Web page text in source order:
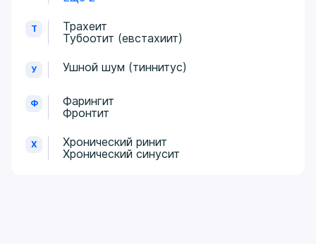
Т
Трахеит
Тубоотит (евстахиит)
У Ушной шум (тиннитус)
Ф
Фарингит
Фронтит
Х
Хронический ринит
Хронический синусит